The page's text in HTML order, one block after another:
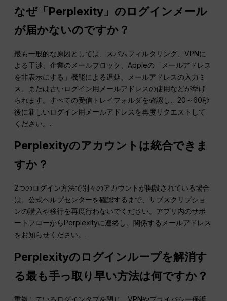
なぜ「Perplexity」のログインメール
が届かないのですか？
最も一般的な原因としては、スパムフィルタリング、VPNに
よる干渉、企業のメールブロック、Appleの「メールアドレス
を非表示にする」機能による遅延、メールアドレスの入力ミ
ス、または古いログイン用メールアドレスの使用などが挙げ
られます。すべての受信トレイフォルダを確認し、20～60秒
後に新しいログイン用メールアドレスを再度リクエストして
ください。.
Perplexityのアカウントは統合できま
すか？
2つのログイン方法で別々のアカウントが開設されている場合
は、公式ヘルプセンターを確認するまで、サブスクリプショ
ンの購入や移行を再度行わないでください。アプリ内のサポ
ートフローからPerplexityに連絡し、関係するメールアドレス
をお知らせください。.
Perplexityのログインループを解消す
る最も手っ取り早い方法は何ですか？
重複しているログインタブを閉じ、VPNやプライバシー保護